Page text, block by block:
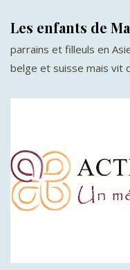
Les enfants de
parrains et filleuls en
belge et suisse mais vit